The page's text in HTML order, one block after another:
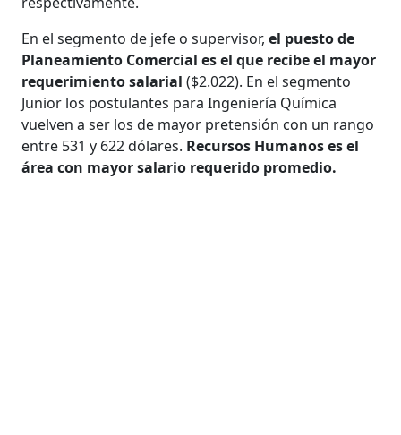
En el segmento de jefe o supervisor,el puesto de
Planeamiento Comercial es el que recibe el mayor
requerimiento salarial($2.022). En el segmento
Junior los postulantes para Ingeniería Química
vuelven a ser los de mayor pretensión con un rango
entre 531 y 622 dólares. Recursos Humanos es el
área con mayor salario requerido promedio.